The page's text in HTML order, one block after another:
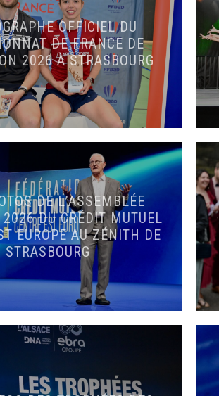
OFFICIEL DU
DE FRANCE DE
2026 À STRASBOURG
DE L’ASSEMBLÉE
2026 DU CRÉDIT MUTUEL
EUROPE AU ZÉNITH DE
STRASBOURG